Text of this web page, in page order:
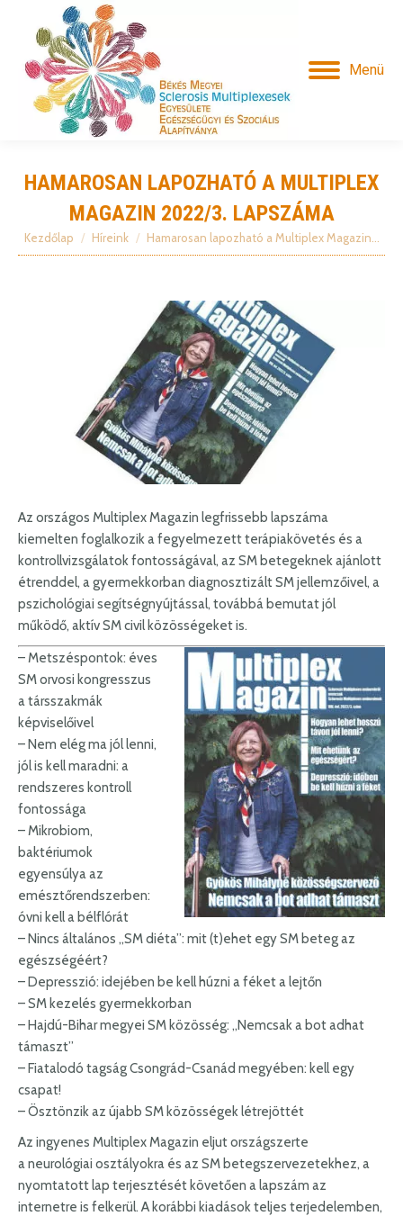
Menü
HAMAROSAN LAPOZHATÓ A MULTIPLEX
MAGAZIN 2022/3. LAPSZÁMA
Itt vagy:
Kezdőlap Híreink Hamarosan lapozható a Multiplex Magazin…
Az országos Multiplex Magazin legfrissebb lapszáma
kiemelten foglalkozik a fegyelmezett terápiakövetés és a
kontrollvizsgálatok fontosságával, az SM betegeknek ajánlott
étrenddel, a gyermekkorban diagnosztizált SM jellemzőivel, a
pszichológiai segítségnyújtással, továbbá bemutat jól
működő, aktív SM civil közösségeket is.
– Metszéspontok: éves
SM orvosi kongresszus
a társszakmák
képviselőivel
– Nem elég ma jól lenni,
jól is kell maradni: a
rendszeres kontroll
fontossága
– Mikrobiom,
baktériumok
egyensúlya az
emésztőrendszerben:
óvni kell a bélflórát
– Nincs általános „SM diéta”: mit (t)ehet egy SM beteg az
egészségéért?
– Depresszió: idejében be kell húzni a féket a lejtőn
– SM kezelés gyermekkorban
– Hajdú-Bihar megyei SM közösség: „Nemcsak a bot adhat
támaszt”
– Fiatalodó tagság Csongrád-Csanád megyében: kell egy
csapat!
– Ösztönzik az újabb SM közösségek létrejöttét
Az ingyenes Multiplex Magazin eljut országszerte
a neurológiai osztályokra és az SM betegszervezetekhez, a
nyomtatott lap terjesztését követően a lapszám az
internetre is felkerül. A korábbi kiadások teljes terjedelemben,